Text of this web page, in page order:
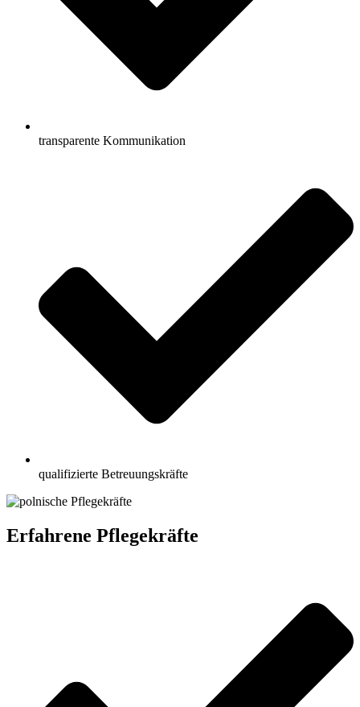
transparente Kommunikation
qualifizierte Betreuungskräfte
Erfahrene Pflegekräfte